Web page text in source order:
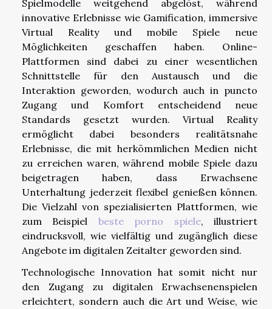
Spielmodelle weitgehend abgelöst, während
innovative Erlebnisse wie Gamification, immersive
Virtual Reality und mobile Spiele neue
Möglichkeiten geschaffen haben. Online-
Plattformen sind dabei zu einer wesentlichen
Schnittstelle für den Austausch und die
Interaktion geworden, wodurch auch in puncto
Zugang und Komfort entscheidend neue
Standards gesetzt wurden. Virtual Reality
ermöglicht dabei besonders realitätsnahe
Erlebnisse, die mit herkömmlichen Medien nicht
zu erreichen waren, während mobile Spiele dazu
beigetragen haben, dass Erwachsene
Unterhaltung jederzeit flexibel genießen können.
Die Vielzahl von spezialisierten Plattformen, wie
zum Beispiel beste porno spiele, illustriert
eindrucksvoll, wie vielfältig und zugänglich diese
Angebote im digitalen Zeitalter geworden sind.
Technologische Innovation hat somit nicht nur
den Zugang zu digitalen Erwachsenenspielen
erleichtert, sondern auch die Art und Weise, wie